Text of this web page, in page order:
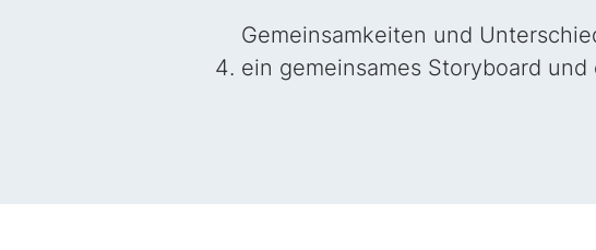
Gemeinsamkeiten und
ein gemeinsames Storyboard